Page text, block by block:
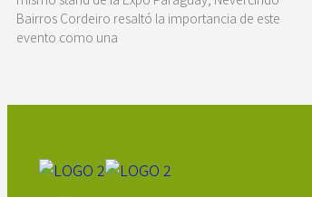
Bairros Cordeiro resaltó la importancia de este
evento como una